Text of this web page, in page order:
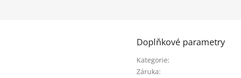
Doplňkové parametry
Kategorie:
Záruka: